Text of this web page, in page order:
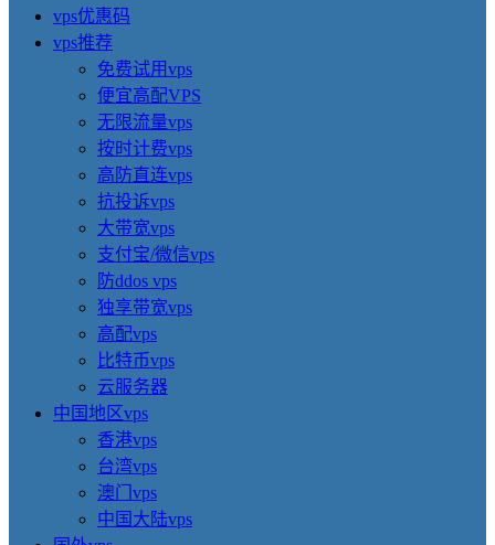
vps优惠码
vps推荐
免费试用vps
便宜高配VPS
无限流量vps
按时计费vps
高防直连vps
抗投诉vps
大带宽vps
支付宝/微信vps
防ddos vps
独享带宽vps
高配vps
比特币vps
云服务器
中国地区vps
香港vps
台湾vps
澳门vps
中国大陆vps